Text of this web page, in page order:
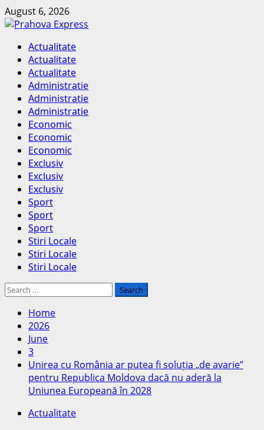
Skip
to
August 6, 2026
Primary
Menu
Actualitate
Actualitate
Actualitate
Administratie
Administratie
Administratie
Economic
Economic
Economic
Exclusiv
Exclusiv
Exclusiv
Sport
Sport
Sport
Stiri Locale
Stiri Locale
Stiri Locale
Search
Home
2026
June
3
Unirea cu România ar putea fi soluția „de avarie”
pentru Republica Moldova dacă nu aderă la
Uniunea Europeană în 2028
Actualitate